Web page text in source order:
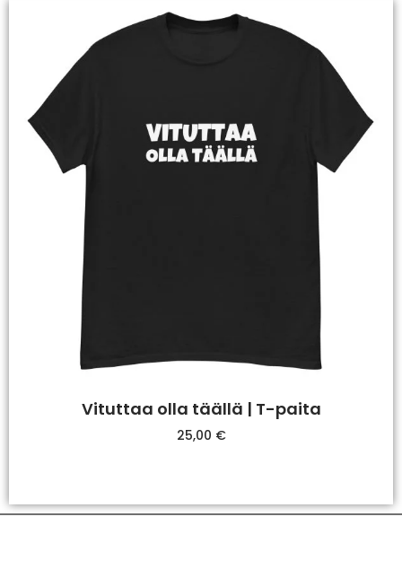
Vituttaa olla täällä | T-paita
25,00 €